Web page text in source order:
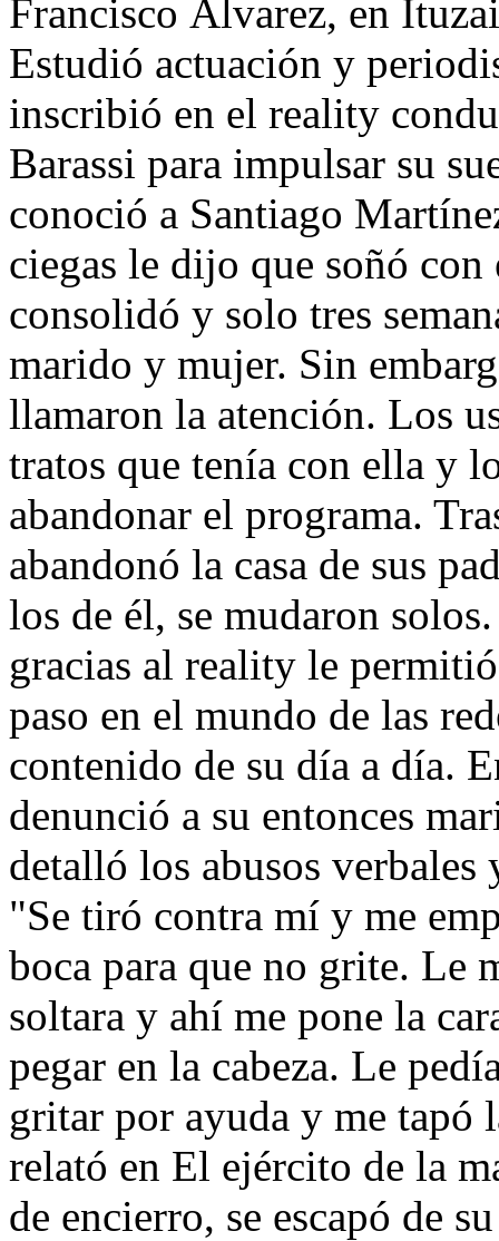
Francisco Álvarez, en
Estudió actuación y
inscribió en el reality
Barassi para impulsar su
conoció a Santiago
ciegas le dijo que soñó
consolidó y solo tres
marido y mujer. Sin
llamaron la atención. Los
tratos que tenía con ella y
abandonar el programa.
abandonó la casa de sus
los de él, se mudaron
gracias al reality le
paso en el mundo de las
contenido de su día a día.
denunció a su entonces
detalló los abusos
"Se tiró contra mí y me
boca para que no grite. Le
soltara y ahí me pone la
pegar en la cabeza. Le
gritar por ayuda y me tapó
relató en El ejército de la
de encierro, se escapó de